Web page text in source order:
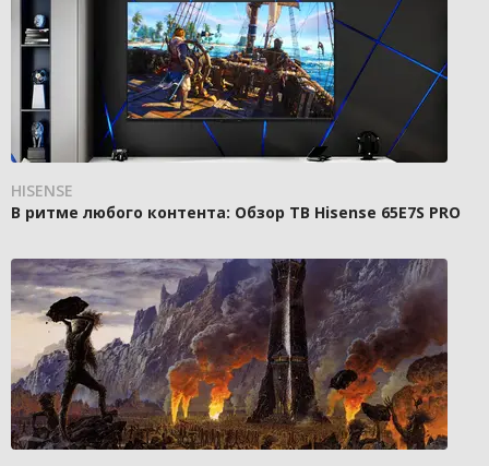
HISENSE
В ритме любого контента: Обзор ТВ Hisense 65E7S PRO